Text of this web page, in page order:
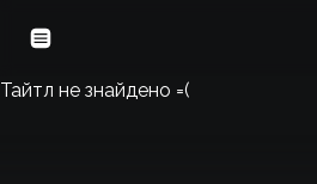
Тайтл не знайдено =(